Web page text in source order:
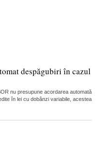
despăgubiri în cazul
nu presupune acordarea automată
în lei cu dobânzi variabile, acestea